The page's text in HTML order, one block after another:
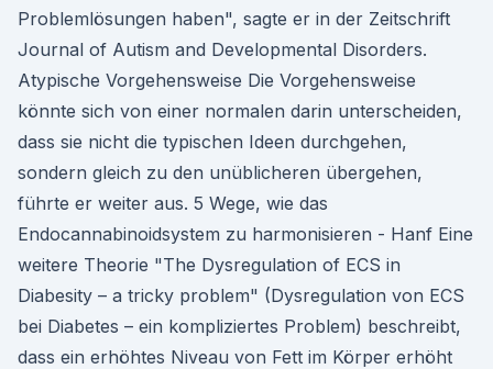
Problemlösungen haben", sagte er in der Zeitschrift
Journal of Autism and Developmental Disorders.
Atypische Vorgehensweise Die Vorgehensweise
könnte sich von einer normalen darin unterscheiden,
dass sie nicht die typischen Ideen durchgehen,
sondern gleich zu den unüblicheren übergehen,
führte er weiter aus. 5 Wege, wie das
Endocannabinoidsystem zu harmonisieren - Hanf Eine
weitere Theorie "The Dysregulation of ECS in
Diabesity – a tricky problem" (Dysregulation von ECS
bei Diabetes – ein kompliziertes Problem) beschreibt,
dass ein erhöhtes Niveau von Fett im Körper erhöht